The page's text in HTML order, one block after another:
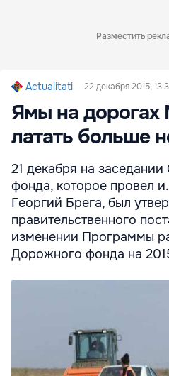
Разместить
Actualitati 22 декабря 2015,
Ямы на
латать больше
21 декабря на
фонда, которое провел
Георгий Брега, был
правительственного
изменении Программы
Дорожного фонда на